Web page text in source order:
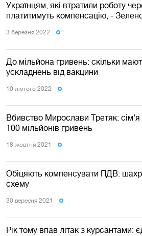
Українцям, які втратили роботу
платитимуть компенсацію, -
3 березня 2022
До мільйона гривень: скільки
ускладнень від вакцини
10 лютого 2022
Вбивство Мирослави Третяк: сім'я
100 мільйонів гривень
18 жовтня 2021
Обіцяють компенсувати ПДВ:
схему
30 вересня 2021
Рік тому впав літак з курсантами: